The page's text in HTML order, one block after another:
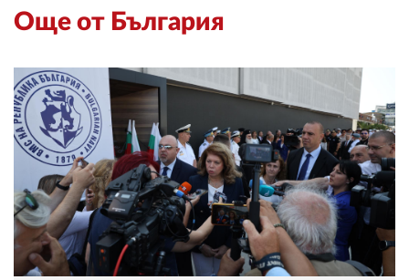
Още от България